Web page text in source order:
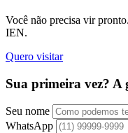
Você não precisa vir
IEN.
Quero visitar
Sua primeira vez? A
Seu nome
WhatsApp